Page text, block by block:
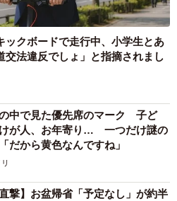
クボードで走行中、小学生とあ
法違反でしょ」と指摘されまし
中で見た優先席のマーク 子ど
が人、お年寄り… 一つだけ謎の
だから黄色なんですね」
直撃】お盆帰省「予定なし」が約半